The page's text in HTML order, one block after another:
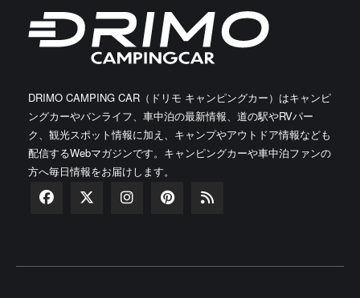
DRIMO CAMPING CAR（ドリモ キャンピングカー）はキャンピ
ングカーやバンライフ、車中泊の最新情報、道の駅やRVパー
ク、観光スポット情報に加え、キャンプやアウトドア情報なども
配信するWebマガジンです。キャンピングカーや車中泊ファンの
方へ毎日情報をお届けします。